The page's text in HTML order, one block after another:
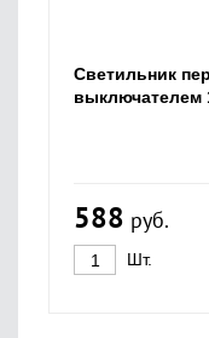
Светильник
выключателем
588 руб.
Шт.